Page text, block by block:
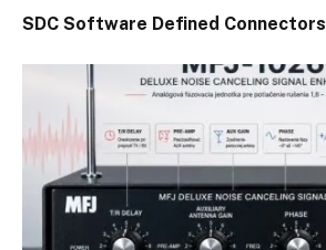
SDC Software Defined Connectors